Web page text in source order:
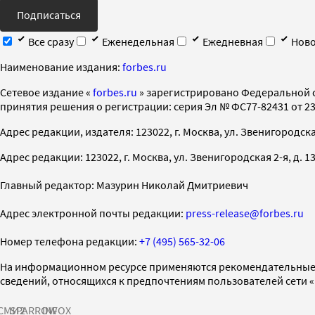
Подписаться
Все сразу
Еженедельная Ежедневная
Наименование издания: forbes.ru
Cетевое издание « forbes.ru » зарегистрировано
принятия решения о регистрации: серия Эл № ФС77-82431 от
Адрес редакции, издателя: 123022, г. Москва, ул.
Адрес редакции: 123022, г. Москва, ул. Звенигородская 2-я, д.
Главный редактор: Мазурин Николай Дмитриевич
Адрес электронной почты редакции: press-release@forbes.ru
Номер телефона редакции: +7 (495) 565-32-06
На информационном ресурсе применяются
сведений, относящихся к предпочтениям пользователей
SPARROWINFOX